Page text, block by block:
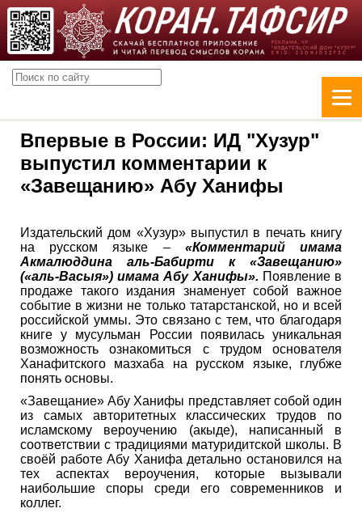
Впервые в России: ИД "Хузур"
выпустил комментарии к
«Завещанию» Абу Ханифы
Издательский дом «Хузур» выпустил в печать книгу
на русском языке – «Комментарий имама
Акмалюддина аль-Бабирти к «Завещанию»
(«аль-Васыя») имама Абу Ханифы». Появление в
продаже такого издания знаменует собой важное
событие в жизни не только татарстанской, но и всей
российской уммы. Это связано с тем, что благодаря
книге у мусульман России появилась уникальная
возможность ознакомиться с трудом основателя
Ханафитского мазхаба на русском языке, глубже
понять основы.
«Завещание» Абу Ханифы представляет собой один
из самых авторитетных классических трудов по
исламскому вероучению (акыде), написанный в
соответствии с традициями матуридитской школы. В
своёй работе Абу Ханифа детально остановился на
тех аспектах вероучения, которые вызывали
наибольшие споры среди его современников и
коллег.